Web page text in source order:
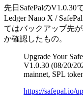
先日SafePalのV1.0.30
Ledger Nano X /
てはバックアップ先
か確認したもの。
Upgrade Your
V1.0.30 (08/20/
mainnet, SPL
https://safepal.io/